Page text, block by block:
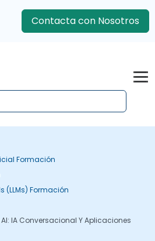
Contacta con Nosotros
Formación
(LLMs) Formación
IA Conversacional Y Aplicaciones